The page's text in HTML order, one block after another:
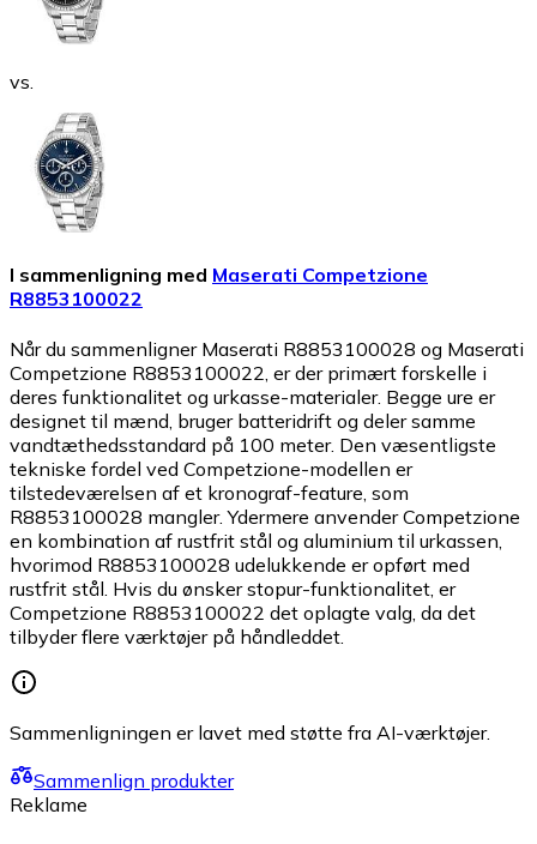
vs.
I sammenligning med Maserati Competzione
R8853100022
Når du sammenligner Maserati R8853100028 og Maserati
Competzione R8853100022, er der primært forskelle i
deres funktionalitet og urkasse-materialer. Begge ure er
designet til mænd, bruger batteridrift og deler samme
vandtæthedsstandard på 100 meter. Den væsentligste
tekniske fordel ved Competzione-modellen er
tilstedeværelsen af et kronograf-feature, som
R8853100028 mangler. Ydermere anvender Competzione
en kombination af rustfrit stål og aluminium til urkassen,
hvorimod R8853100028 udelukkende er opført med
rustfrit stål. Hvis du ønsker stopur-funktionalitet, er
Competzione R8853100022 det oplagte valg, da det
tilbyder flere værktøjer på håndleddet.
Sammenligningen er lavet med støtte fra AI-værktøjer.
Sammenlign produkter
Reklame